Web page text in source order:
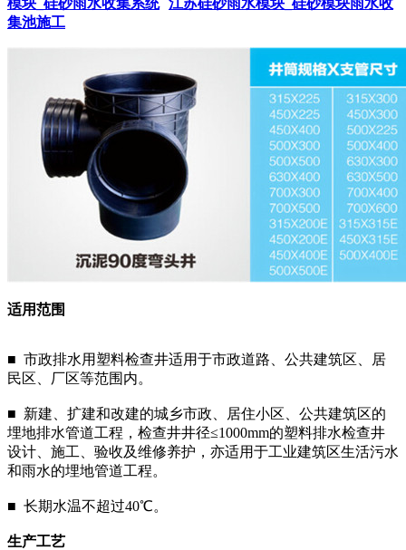
集池施工
适用范围
■ 市政排水用塑料检查井适用于市政道路、公共建筑区、居
民区、厂区等范围内。
■ 新建、扩建和改建的城乡市政、居住小区、公共建筑区的
埋地排水管道工程，检查井井径≤1000mm的塑料排水检查井
设计、施工、验收及维修养护，亦适用于工业建筑区生活污水
和雨水的埋地管道工程。
■ 长期水温不超过40℃。
生产工艺